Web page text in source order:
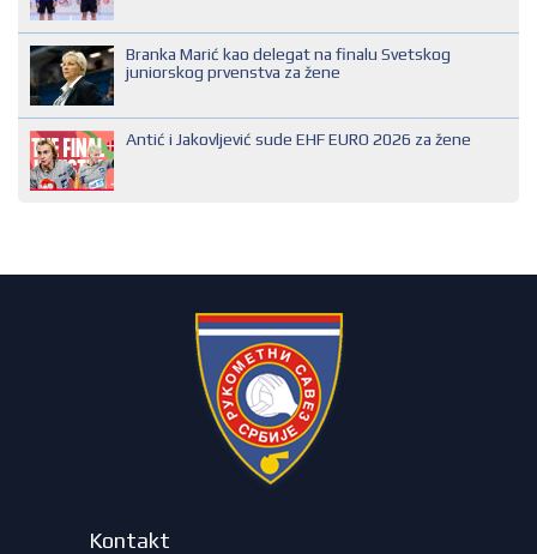
SUDIJA OMLADINAC
SUDIJA PRVE KATEGORIJE
Branka Marić kao delegat na finalu Svetskog
juniorskog prvenstva za žene
Antić i Jakovljević sude EHF EURO 2026 za žene
Kontakt